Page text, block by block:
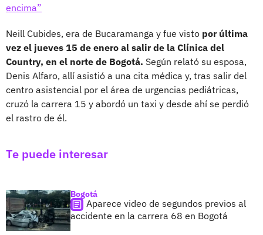
encima”
Neill Cubides, era de Bucaramanga y fue visto por última
vez el jueves 15 de enero al salir de la Clínica del
Country, en el norte de Bogotá. Según relató su esposa,
Denis Alfaro, allí asistió a una cita médica y, tras salir del
centro asistencial por el área de urgencias pediátricas,
cruzó la carrera 15 y abordó un taxi y desde ahí se perdió
el rastro de él.
Te puede interesar
Bogotá
Aparece video de segundos previos al
accidente en la carrera 68 en Bogotá